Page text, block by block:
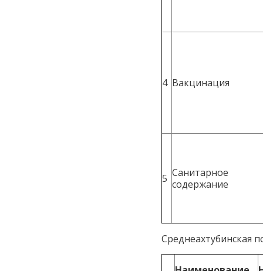
4 Вакцинация
5 Санитарное
содержание
Среднеахтубинская